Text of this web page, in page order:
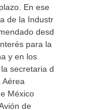
En ese
de la Industria
desde
para la
y en los
secretaria de
Aérea
México
de